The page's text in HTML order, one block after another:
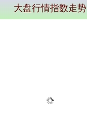
大盘行情指数走势